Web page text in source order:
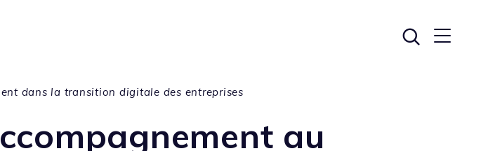
dans la transition digitale des entreprises
au